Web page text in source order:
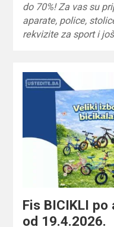
do 70%! Za vas su
aparate, police,
rekvizite za sport i
Fis BICIKLI
od 19.4.2026.